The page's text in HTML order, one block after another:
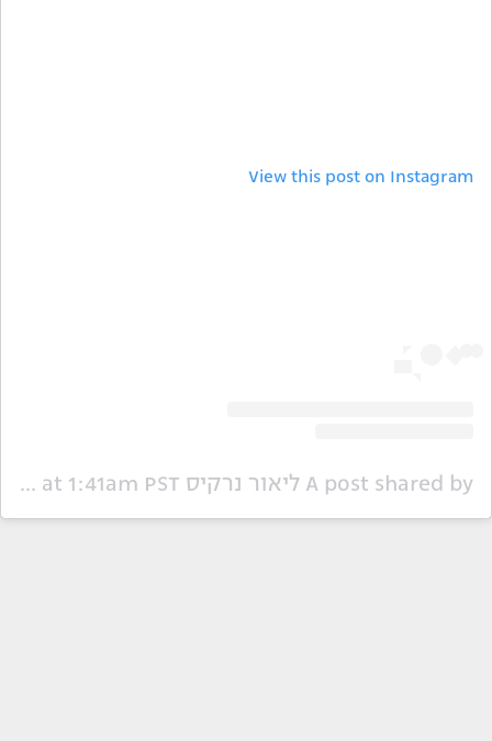
View this post on Instagram
A post shared by ליאור נרקיס Lior Narkis (@liornarkis) Nov 26, 2019 at 1:41am PST